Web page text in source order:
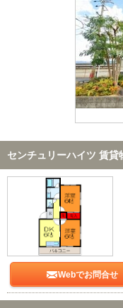
センチュリーハイツ 賃貸
Webでお問合せ